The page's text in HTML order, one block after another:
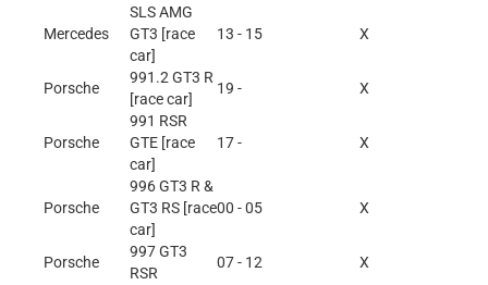
Mercedes
SLS AMG
GT3 [race
car]
13 - 15 X
Porsche
991.2 GT3 R
[race car]
19 - X
Porsche
991 RSR
GTE [race
car]
17 - X
Porsche
996 GT3 R &
GT3 RS [race
car]
00 - 05 X
Porsche
997 GT3
RSR
07 - 12 X